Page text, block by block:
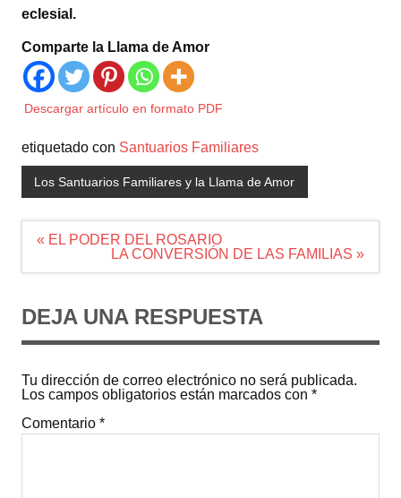
eclesial.
Comparte la Llama de Amor
Descargar artículo en formato PDF
etiquetado con Santuarios Familiares
Los Santuarios Familiares y la Llama de Amor
Navegación
« EL PODER DEL ROSARIO
LA CONVERSIÓN DE LAS FAMILIAS »
DEJA UNA RESPUESTA
Tu dirección de correo electrónico no será publicada.
Los campos obligatorios están marcados con *
Comentario *